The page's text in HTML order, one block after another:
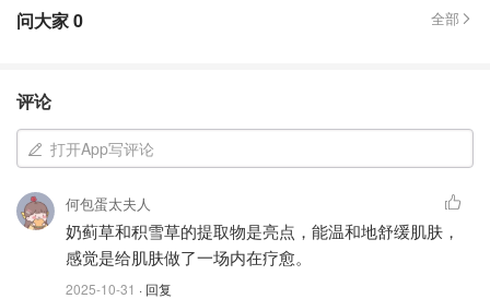
问大家0 全部
评论
打开App写评论
何包蛋太夫人
奶蓟草和积雪草的提取物是亮点，能温和地舒缓肌肤，
感觉是给肌肤做了一场内在疗愈。
2025-10-31 · 回复